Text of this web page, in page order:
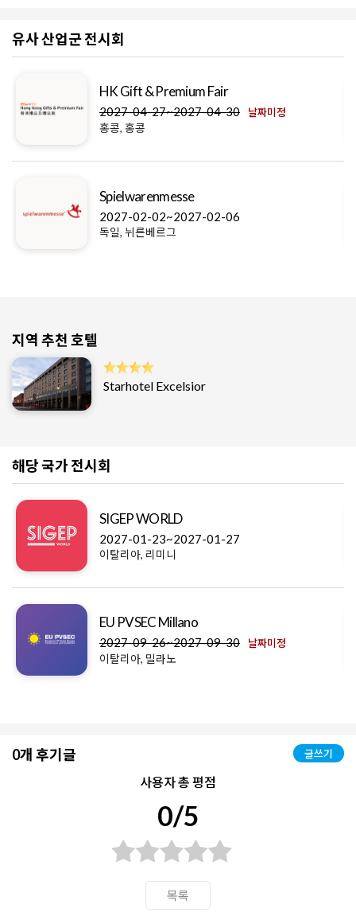
유사 산업군 전시회
HK Gift & Premium Fair
2027-04-27~2027-04-30 날짜미정
홍콩, 홍콩
Spielwarenmesse
2027-02-02~2027-02-06
독일, 뉘른베르그
지역 추천 호텔
Starhotel Excelsior
해당 국가 전시회
SIGEP WORLD
2027-01-23~2027-01-27
이탈리아, 리미니
EU PVSEC Millano
2027-09-26~2027-09-30 날짜미정
이탈리아, 밀라노
0개 후기글 글쓰기
사용자 총 평점
0/5
목록